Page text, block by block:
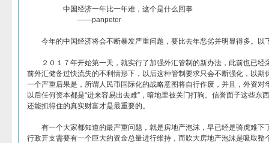
中国经济一年比一年难，这个是什么回事
——panpeter
今年的中国经济将会不断暴发严重问题，要比去年恶劣并明显得多。以
２０１７年开始第一天，就实行了加强外汇管制的新办法，此前也已经
前外汇储备过快流失的不利情形下，以后这种管制要求只会不断强化，以期
一个严重后果是，所谓人民币国际化的战略意图将自行作废，并且，外资对
以后任何资本都是“进来容易出去难”，暗地里被关门打狗。信誉面子这些东
还能抓得住的真实财富才是最重要的。
有一个大家都知道的最严重问题，就是房地产泡沫，早已经是骑虎难下
行政开支需要有一个巨大的资金总量进行维持，而吹大房地产泡沫是吸取整